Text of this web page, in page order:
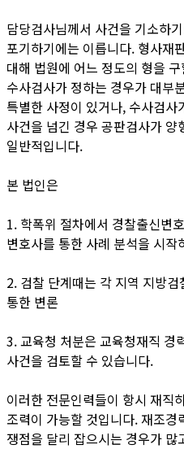
담당검사님께서 사건을 기소하
포기하기에는 이릅니다. 형사재
대해 법원에 어느 정도의 형을
수사검사가 정하는 경우가 대부
특별한 사정이 있거나, 수사검사
사건을 넘긴 경우 공판검사가 양
일반적입니다.
본 법인은
1. 학폭위 절차에서 경찰출신변
변호사를 통한 사례 분석을 시작
2. 검찰 단계때는 각 지역 지방
통한 변론
3. 교육청 처분은 교육청재직 경
사건을 검토할 수 있습니다.
이러한 전문인력들이 항시 재직
조력이 가능할 것입니다. 재조
쟁점을 달리 잡으시는 경우가